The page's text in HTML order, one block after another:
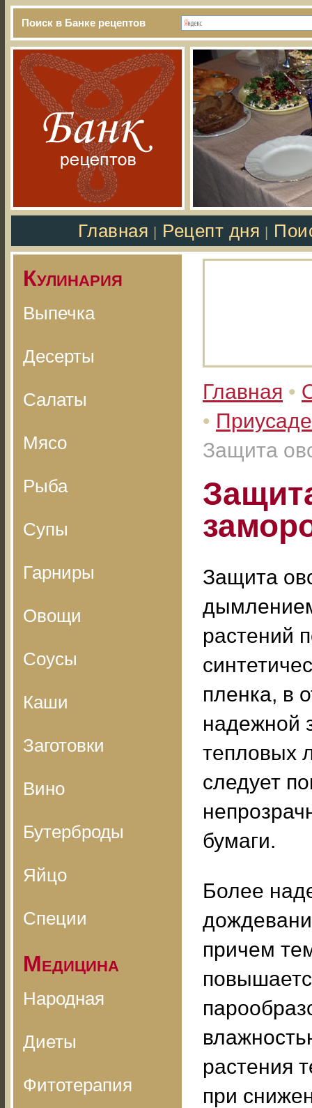
Поиск в Банке рецептов
Главная Рецепт дня
Кулинария
Выпечка
Десерты
Салаты
Мясо
Рыба
Супы
Гарниры
Овощи
Соусы
Каши
Заготовки
Вино
Бутерброды
Яйцо
Специи
Медицина
Народная
Диеты
Фитотерапия
Главная •
•
Защита
Защита
растений
пленка, в
надежной
тепловых
следует
бумаги.
Более
причем
растения
при